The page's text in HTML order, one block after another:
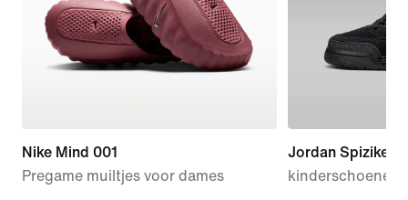
Nike Mind 001
Pregame muiltjes voor dames
Jordan Spizike
kinderschoenen